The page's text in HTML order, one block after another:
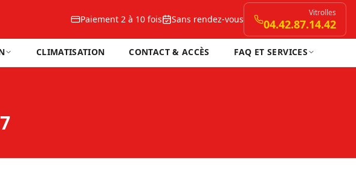
Paiement 2 à 10 fois Sans rendez-vous
Vitrolles
04.42.87.14.42
CLIMATISATION CONTACT & ACCÈS FAQ ET SERVICES